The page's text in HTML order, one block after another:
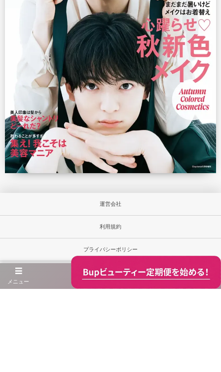
メニュー
運営会社
利用規約
プライバシーポリシー
お問合せ